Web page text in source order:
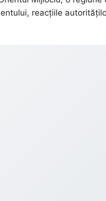
reacțiile